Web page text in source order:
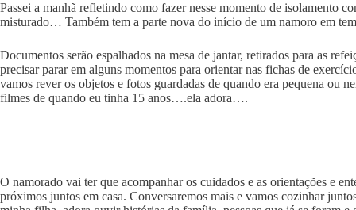
Passei a manhã refletindo como fazer nesse momento de isolamento
misturado… Também tem a parte nova do início de um namoro em
Documentos serão espalhados na mesa de jantar, retirados para as
precisar parar em alguns momentos para orientar nas fichas de
vamos rever os objetos e fotos guardadas de quando era pequena ou
filmes de quando eu tinha 15 anos….ela adora….
O namorado vai ter que acompanhar os cuidados e as orientações e
próximos juntos em casa. Conversaremos mais e vamos cozinhar